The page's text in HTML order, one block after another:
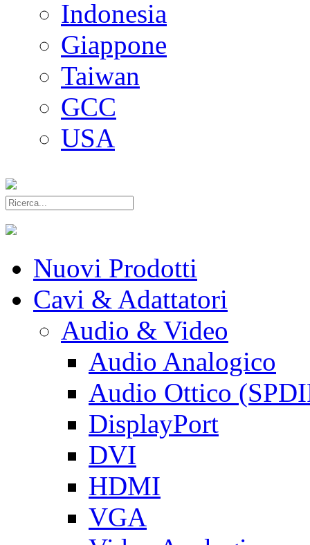
Indonesia
Giappone
Taiwan
GCC
USA
Nuovi Prodotti
Cavi & Adattatori
Audio & Video
Audio Analogico
Audio Ottico
DisplayPort
DVI
HDMI
VGA